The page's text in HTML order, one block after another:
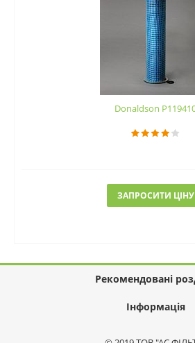
Donaldson
ЗАПРОСИТИ ЦІНУ
Рекомендовані
Інформація